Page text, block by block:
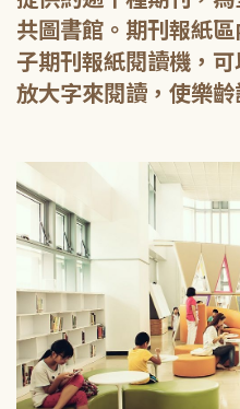
共圖書館。期刊報紙
子期刊報紙閱讀機，
放大字來閱讀，使樂